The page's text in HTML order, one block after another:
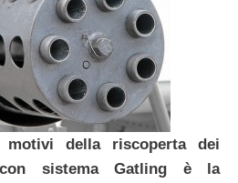
della riscoperta dei
sistema Gatling è la